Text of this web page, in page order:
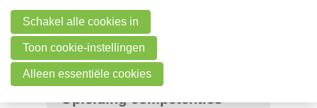
Opleiding competenties
Vacatures
Schakel alle cookies in
Toon cookie-instellingen
Alleen essentiële cookies